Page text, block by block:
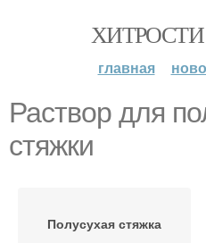
главная
Раствор для
стяжки
Полусухая стяжка